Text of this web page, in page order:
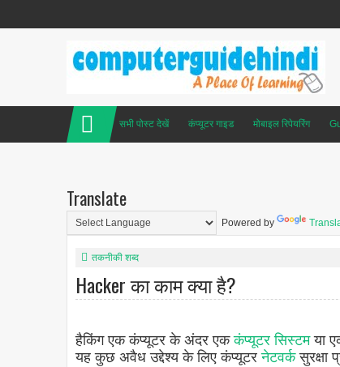
सभी पोस्ट देखें कंप्यूटर गाइड मोबाइल रिपेयरिंग
Translate
Powered by
तकनीकी शब्द
Hacker का काम क्या है?
हैकिंग एक कंप्यूटर के अंदर एककंप्यूटर सिस्टमया
यह कुछ अवैध उद्देश्य के लिए कंप्यूटरनेटवर्कसुरक्षा